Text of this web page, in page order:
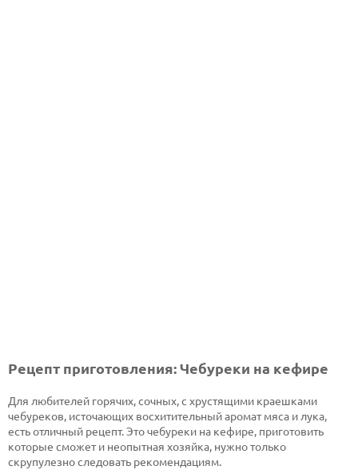
Рецепт приготовления: Чебуреки на кефире
Для любителей горячих, сочных, с хрустящими краешками
чебуреков, источающих восхитительный аромат мяса и лука,
есть отличный рецепт. Это чебуреки на кефире, приготовить
которые сможет и неопытная хозяйка, нужно только
скрупулезно следовать рекомендациям.